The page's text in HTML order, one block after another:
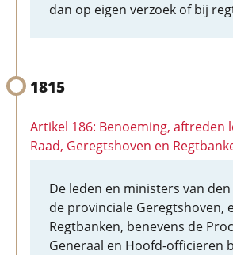
dan op eigen verzoek of bij
1815
Artikel 186: Benoeming, aftreden
Raad, Geregtshoven en
De leden en ministers van
de provinciale Geregtshoven,
Regtbanken, benevens de
Generaal en Hoofd-officieren